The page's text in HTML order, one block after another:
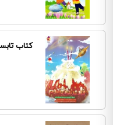
کتاب